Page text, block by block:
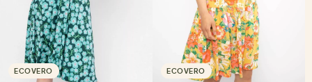
ECOVERO ECOVERO